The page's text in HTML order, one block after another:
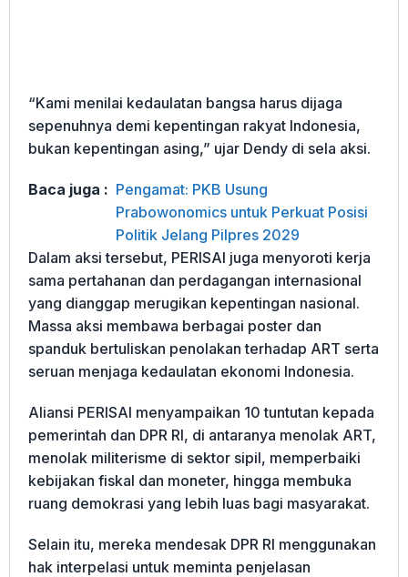
“Kami menilai kedaulatan bangsa harus dijaga
sepenuhnya demi kepentingan rakyat Indonesia,
bukan kepentingan asing,” ujar Dendy di sela aksi.
Baca juga : Pengamat: PKB Usung
Prabowonomics untuk Perkuat Posisi
Politik Jelang Pilpres 2029
Dalam aksi tersebut, PERISAI juga menyoroti kerja
sama pertahanan dan perdagangan internasional
yang dianggap merugikan kepentingan nasional.
Massa aksi membawa berbagai poster dan
spanduk bertuliskan penolakan terhadap ART serta
seruan menjaga kedaulatan ekonomi Indonesia.
Aliansi PERISAI menyampaikan 10 tuntutan kepada
pemerintah dan DPR RI, di antaranya menolak ART,
menolak militerisme di sektor sipil, memperbaiki
kebijakan fiskal dan moneter, hingga membuka
ruang demokrasi yang lebih luas bagi masyarakat.
Selain itu, mereka mendesak DPR RI menggunakan
hak interpelasi untuk meminta penjelasan